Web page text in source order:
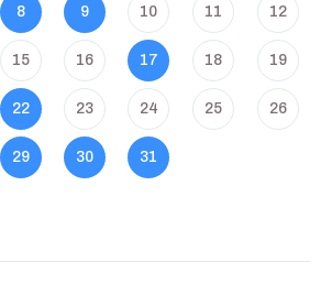
8 9 10 11 12
15 16 17 18 19
22 23 24 25 26
29 30 31